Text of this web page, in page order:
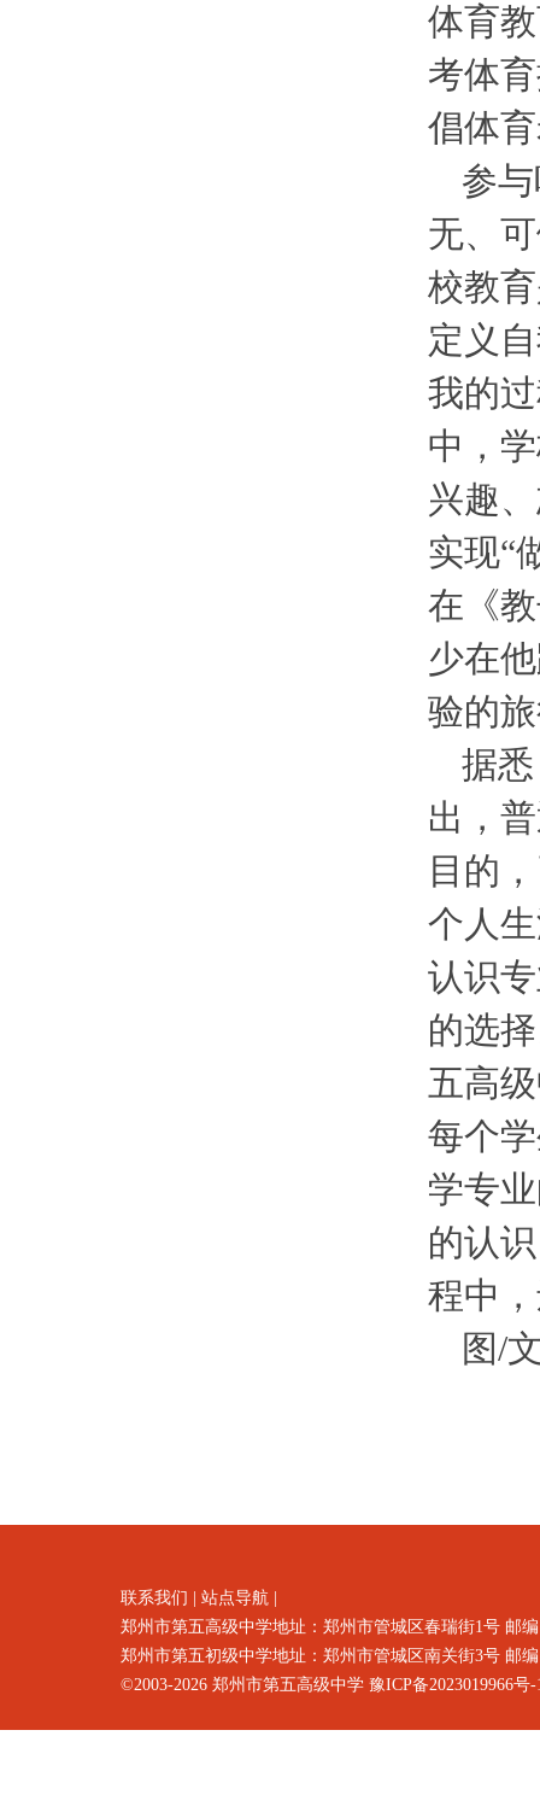
体育
考体
倡体
参
无、
校教
定义
我的
中，
兴趣
实现“
在《
少在
验的
据
出，
目的
个人
认识
的选
五高
每个
学专
的认
程中
图/
联系我们 站点导航
郑州市第五高级中学地址：郑州市管城区春瑞街1号 邮
郑州市第五初级中学地址：郑州市管城区南关街3号 邮
©2003-2026 郑州市第五高级中学 豫ICP备2023019966号-